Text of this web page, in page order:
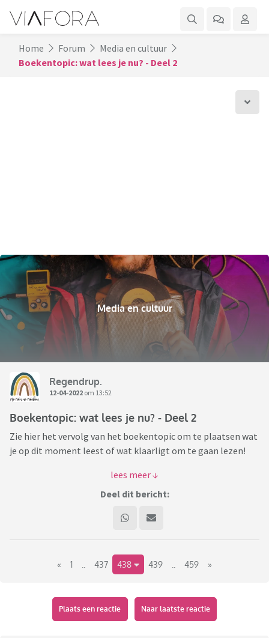
Home Forum
Media en cultuur
Boekentopic: wat lees je nu? - Deel 2
Media en cultuur
Regendrup.
12-04-2022 om 13:52
Boekentopic: wat lees je nu? - Deel 2
Zie hier het vervolg van het boekentopic om te plaatsen wat
je op dit moment leest of wat klaarligt om te gaan lezen!
Eventueel kun je erbij schrijven wat je er tot nu toe van vindt
of waarom je ervoor gekozen hebt dit boek te gaan lezen.
https://www.viafora.nl/forum/media-en-
Deel dit bericht:
« 1 437 438 439 459 »
Plaats een reactie Naar laatste reactie